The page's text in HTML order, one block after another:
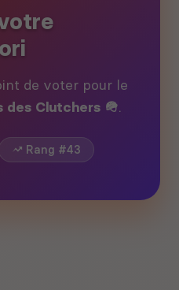
de voter pour le
des Clutchers 🪖.
Rang #43